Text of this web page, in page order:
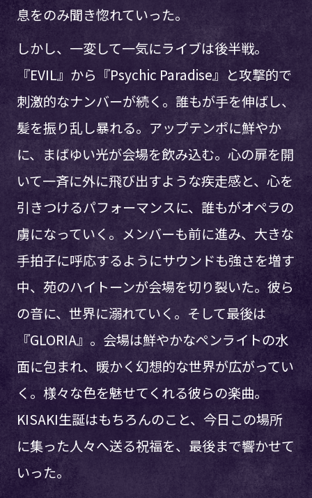
息をのみ聞き惚れていった。
しかし、一変して一気にライブは後半戦。
『EVIL』から『Psychic Paradise』と攻撃的で
刺激的なナンバーが続く。誰もが手を伸ばし、
髪を振り乱し暴れる。アップテンポに鮮やか
に、まばゆい光が会場を飲み込む。心の扉を開
いて一斉に外に飛び出すような疾走感と、心を
引きつけるパフォーマンスに、誰もがオペラの
虜になっていく。メンバーも前に進み、大きな
手拍子に呼応するようにサウンドも強さを増す
中、苑のハイトーンが会場を切り裂いた。彼ら
の音に、世界に溺れていく。そして最後は
『GLORIA』。会場は鮮やかなペンライトの水
面に包まれ、暖かく幻想的な世界が広がってい
く。様々な色を魅せてくれる彼らの楽曲。
KISAKI生誕はもちろんのこと、今日この場所
に集った人々へ送る祝福を、最後まで響かせて
いった。